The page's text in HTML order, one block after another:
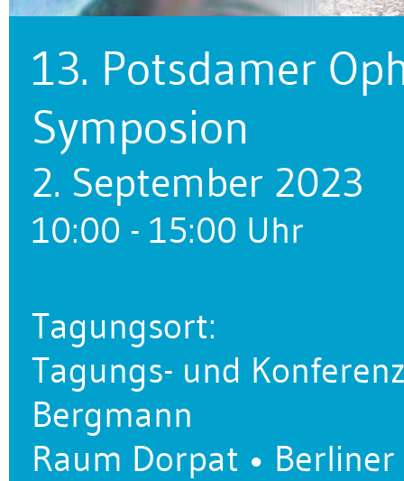
13. Potsdamer
Symposion
2. September 2023
10:00 - 15:00 Uhr
Tagungsort:
Tagungs- und
Bergmann
Raum Dorpat •